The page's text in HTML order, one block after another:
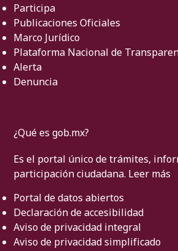
Participa
Publicaciones Oficiales
Marco Jurídico
Plataforma Nacional de
Alerta
Denuncia
¿Qué es gob.mx?
Es el portal único de trámites,
participación ciudadana. Leer más
Portal de datos abiertos
Declaración de accesibilidad
Aviso de privacidad integral
Aviso de privacidad simplificado